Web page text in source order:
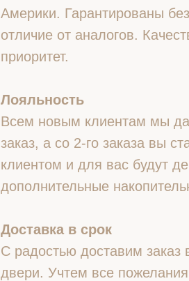
Америки. Гарантированы
отличие от аналогов.
приоритет.
Лояльность
Всем новым клиентам мы
заказ, а со 2-го заказа вы
клиентом и для вас будут
дополнительные
Доставка в срок
С радостью доставим заказ
двери. Учтем все